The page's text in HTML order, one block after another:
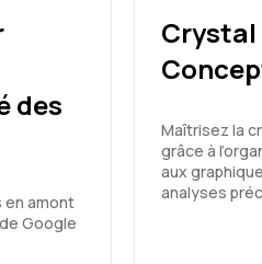
: Power BI, expertise
formateur qui a su s'adapter
apprécié et la simplicité
des
en amont
Google
Crystal
Maîtrisez la
grâce à
aux
analyses